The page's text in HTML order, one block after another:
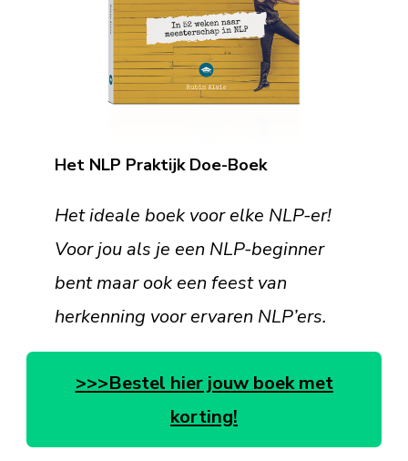
Het NLP Praktijk Doe-Boek
Het ideale boek voor elke NLP-er!
Voor jou als je een NLP-beginner
bent maar ook een feest van
herkenning voor ervaren NLP’ers.
>>>Bestel hier jouw boek met
korting!